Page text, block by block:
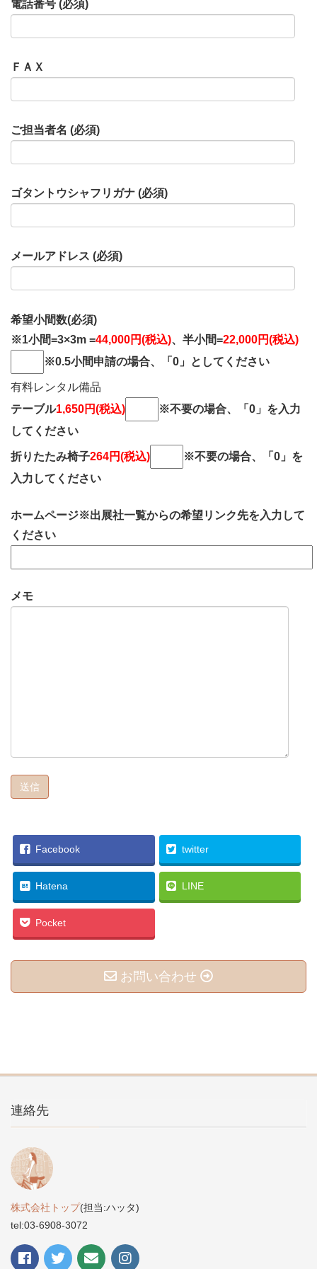
電話番号 (必須)
ＦＡＸ
ご担当者名 (必須)
ゴタントウシャフリガナ (必須)
メールアドレス (必須)
希望小間数(必須)
※1小間=3×3m =44,000円(税込)、半小間=22,000円(税込)
※0.5小間申請の場合、「0」としてください
有料レンタル備品
テーブル1,650円(税込)
※不要の場合、「0」を入力
してください
折りたたみ椅子264円(税込)
※不要の場合、「0」を
入力してください
ホームページ※出展社一覧からの希望リンク先を入力して
ください
メモ
Facebook twitter
Hatena LINE
Pocket
お問い合わせ
連絡先
株式会社トップ(担当:ハッタ)
tel:03-6908-3072